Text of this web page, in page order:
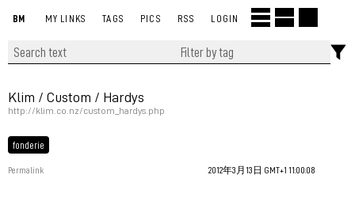
BM MY LINKS TAGS PICS RSS LOGIN
Klim / Custom / Hardys
http://klim.co.nz/custom_hardys.php
fonderie
Permalink 2012年3月13日 GMT+1 11:00:08